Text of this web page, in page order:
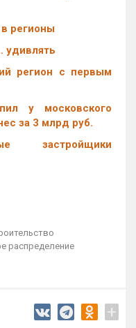
в регионы
удивлять
регион с первым
у московского
за 3 млрд руб.
застройщики
распределение
+